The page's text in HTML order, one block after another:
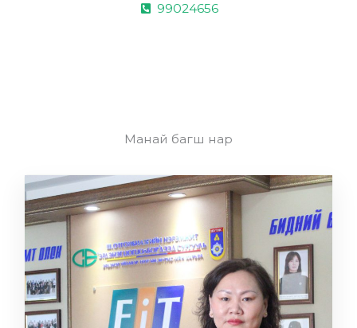
99024656
Манай багш нар